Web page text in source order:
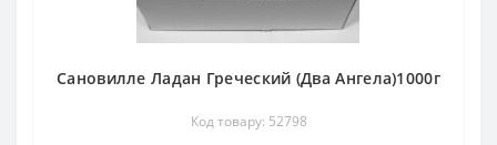
Сановилле Ладан Греческий (Два Ангела)1000г
Код товару: 52798